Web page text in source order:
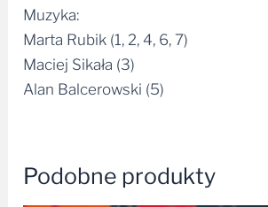
Muzyka:
Marta Rubik (1, 2, 4, 6, 7)
Maciej Sikała (3)
Alan Balcerowski (5)
Podobne produkty